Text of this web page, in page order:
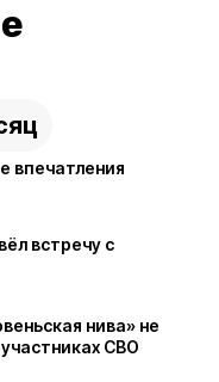
впечатления
встречу с
нива» не
СВО